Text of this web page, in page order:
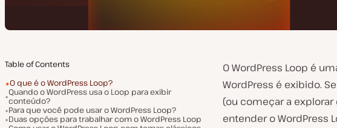
Table of Contents
O que é o WordPress Loop?
Quando o WordPress usa o Loop para exibir
conteúdo?
Para que você pode usar o WordPress Loop?
Duas opções para trabalhar com o WordPress Loop
O WordPress Loop é
WordPress é exibido.
(ou começar a
entender o WordPress